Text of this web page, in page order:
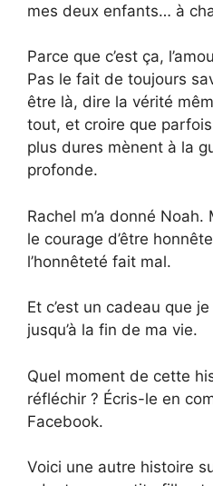
mes deux enfants… à
Parce que c’est ça,
Pas le fait de toujours
être là, dire la vérité
tout, et croire que
plus dures mènent à la
profonde.
Rachel m’a donné Noah.
le courage d’être
l’honnêteté fait mal.
Et c’est un cadeau que
jusqu’à la fin de ma vie.
Quel moment de cette
réfléchir ? Écris-le en
Facebook.
Voici une autre histoire